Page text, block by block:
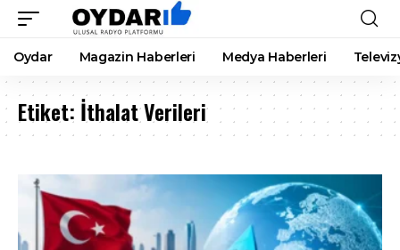
Oydar Magazin Haberleri Medya Haberleri
Etiket: İthalat Verileri